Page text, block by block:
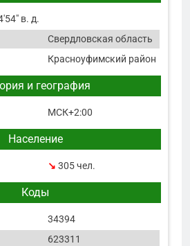
в. д.
Свердловская область
Красноуфимский район
и география
МСК+2:00
Население
↘ 305 чел.
Коды
34394
623311